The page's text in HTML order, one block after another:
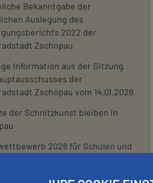
Bekanntgabe der
Auslegung des
2022 der
Zschopau
Information aus der Sitzung
der
Zschopau vom 14.01.2026
der Schnitzkunst bleiben in
2026 für Schulen und
2026: Wir suchen euch